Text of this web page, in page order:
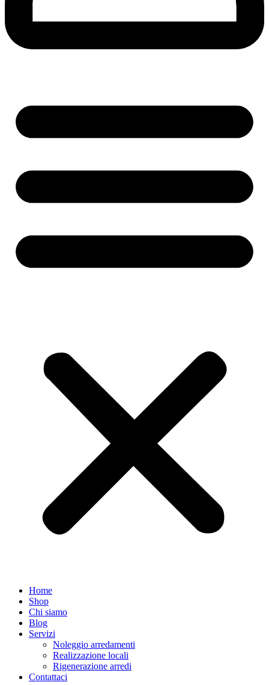
Home
Shop
Chi siamo
Blog
Servizi
Noleggio arredamenti
Realizzazione locali
Rigenerazione arredi
Contattaci